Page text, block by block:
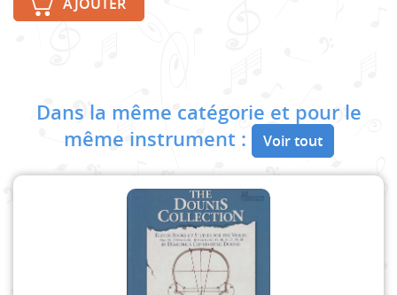
Dans la même catégorie et pour le
même instrument :
Voir tout